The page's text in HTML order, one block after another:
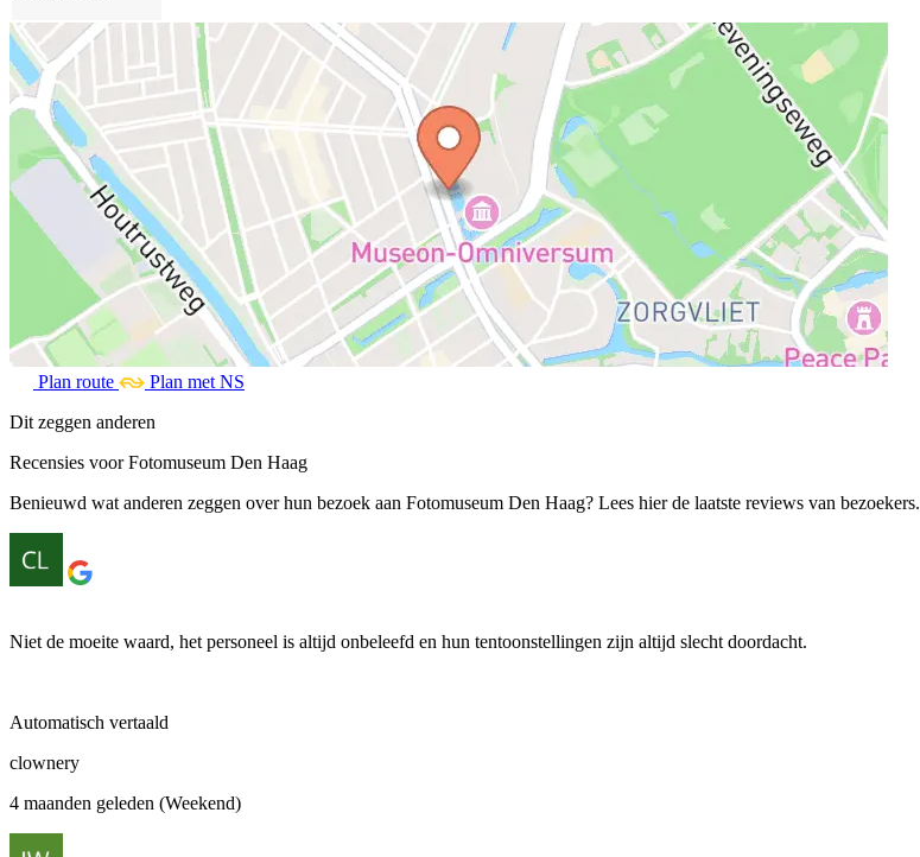
Plan route
Plan met NS
Dit zeggen anderen
Recensies voor Fotomuseum Den Haag
Benieuwd wat anderen zeggen over hun bezoek aan Fotomuseum Den Haag? Lees hier de laatste reviews van bezoekers.
Niet de moeite waard, het personeel is altijd onbeleefd en hun tentoonstellingen zijn altijd slecht doordacht.
Automatisch vertaald
clownery
4 maanden geleden (Weekend)